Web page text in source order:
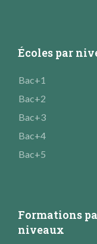
Écoles par
Bac+1
Bac+2
Bac+3
Bac+4
Bac+5
Formations
niveaux